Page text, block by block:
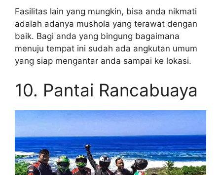
Fasilitas lain yang mungkin, bisa anda nikmati
adalah adanya mushola yang terawat dengan
baik. Bagi anda yang bingung bagaimana
menuju tempat ini sudah ada angkutan umum
yang siap mengantar anda sampai ke lokasi.
10. Pantai Rancabuaya